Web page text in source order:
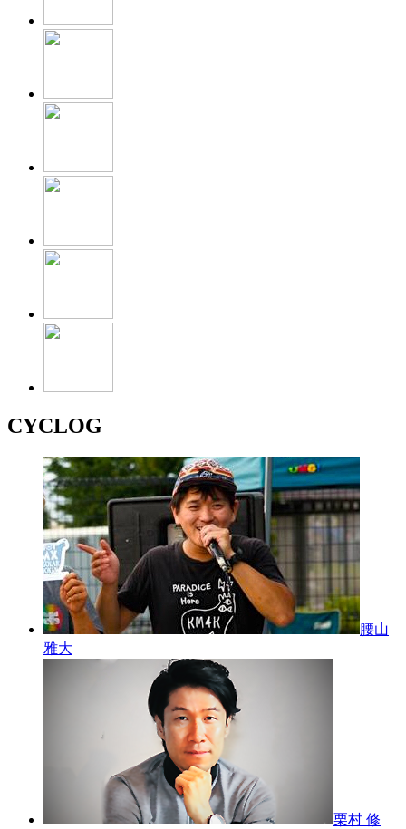
CYCLOG
腰山
雅大
栗村 修